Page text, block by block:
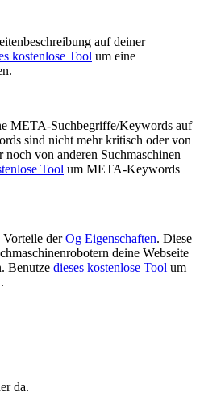
auf deiner
kostenlose Tool um eine
META-Suchbegriffe/Keywords auf
sind nicht mehr kritisch oder von
von anderen Suchmaschinen
Tool um META-Keywords
Vorteile derOg Eigenschaften. Diese
deine Webseite
Benutze dieses kostenlose Tool um
da.